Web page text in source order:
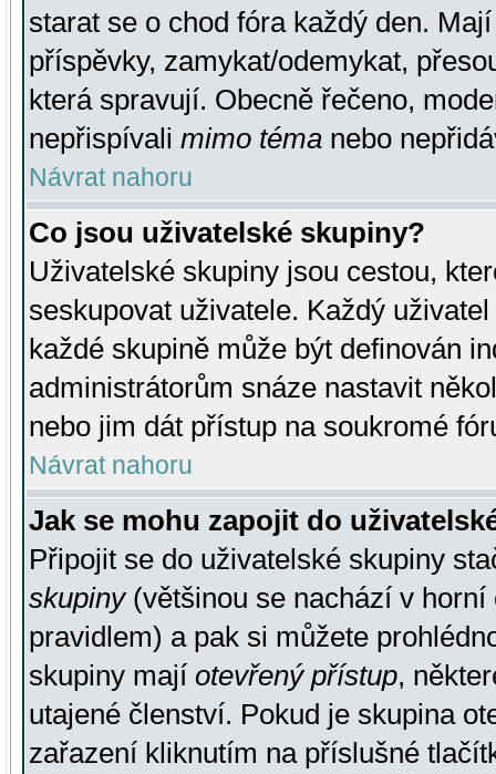
starat se o chod fóra každý den.
příspěvky, zamykat/odemykat,
která spravují. Obecně řečeno,
nepřispívali mimo téma nebo
Návrat nahoru
Co jsou uživatelské skupiny?
Uživatelské skupiny jsou cestou,
seskupovat uživatele. Každý
každé skupině může být definován
administrátorům snáze nastavit
nebo jim dát přístup na soukromé
Návrat nahoru
Jak se mohu zapojit do
Připojit se do uživatelské skupiny
skupiny(většinou se nachází v horní
pravidlem) a pak si můžete
skupiny mají otevřený přístup,
utajené členství. Pokud je skupina
zařazení kliknutím na příslušné